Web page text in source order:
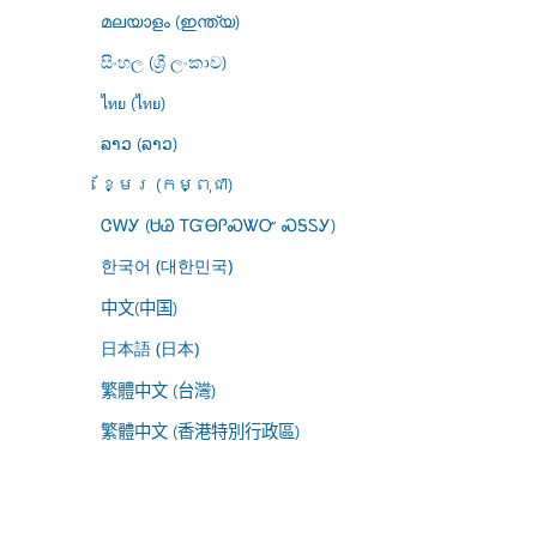
മലയാളം (ഇന്ത്യ)
සිංහල (ශ්‍රී ලංකාව)
ไทย (ไทย)
ລາວ (ລາວ)
ខ្មែរ (កម្ពុជា)
ᏣᎳᎩ (ᏌᏊ ᎢᏳᎾᎵᏍᏔᏅ ᏍᎦᏚᎩ)
한국어 (대한민국)
中文(中国)
日本語 (日本)
繁體中文 (台灣)
繁體中文 (香港特別行政區)